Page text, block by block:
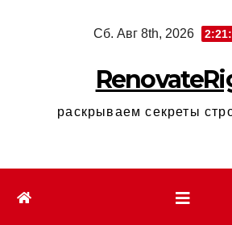
Сб. Авг 8th, 2026
раскрываем секреты